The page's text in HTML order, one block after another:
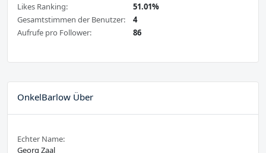
Likes Ranking:
51.01%
Gesamtstimmen der Benutzer:
4
Aufrufe pro Follower:
86
OnkelBarlow Über
Echter Name:
Georg Zaal